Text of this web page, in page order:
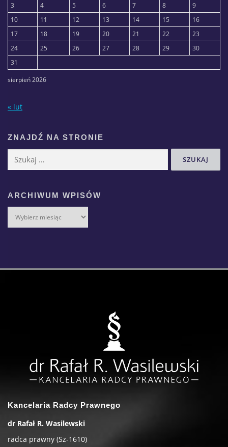
sierpień 2026
3
4 5 6 7 8
9
10
11 12 13 14 15
16
17
18 19 20 21 22
23
24
25 26 27 28 29
30
31
« lut
ZNAJDŹ NA STRONIE
ARCHIWUM WPISÓW
Kancelaria Radcy Prawnego
dr Rafał R. Wasilewski
radca prawny (Sz-1610)